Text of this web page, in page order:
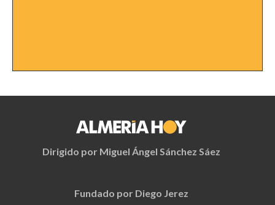
Dirigido por Miguel Ángel Sánchez Sáez
Fundado por Diego Jerez